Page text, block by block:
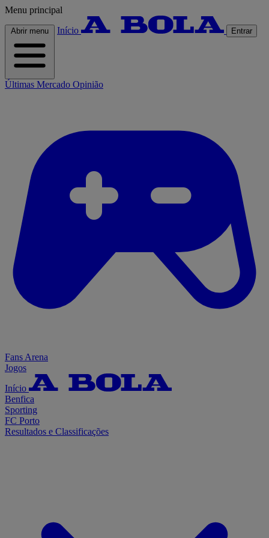
Menu principal
Abrir menu Início Entrar
Últimas Mercado Opinião
Fans Arena
Jogos
Início
Benfica
Sporting
FC Porto
Resultados e Classificações